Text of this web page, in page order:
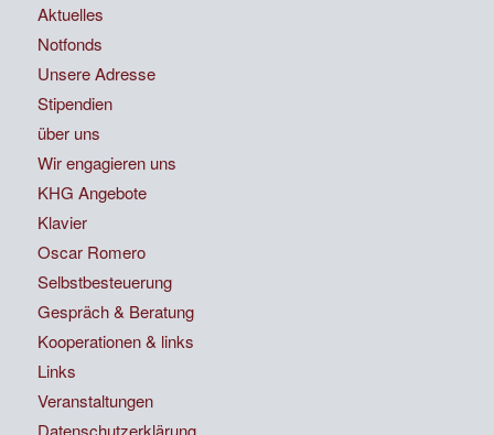
Aktuelles
Notfonds
Unsere Adresse
Stipendien
über uns
Wir engagieren uns
KHG Angebote
Klavier
Oscar Romero
Selbstbesteuerung
Gespräch & Beratung
Kooperationen & links
Links
Veranstaltungen
Datenschutzerklärung